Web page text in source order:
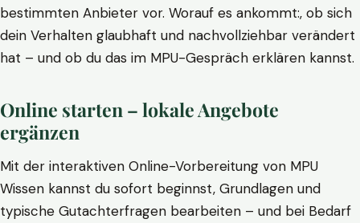
bestimmten Anbieter vor. Worauf es ankommt:, ob sich
dein Verhalten glaubhaft und nachvollziehbar verändert
hat – und ob du das im MPU-Gespräch erklären kannst.
Online starten – lokale Angebote
ergänzen
Mit der interaktiven Online-Vorbereitung von MPU
Wissen kannst du sofort beginnst, Grundlagen und
typische Gutachterfragen bearbeiten – und bei Bedarf